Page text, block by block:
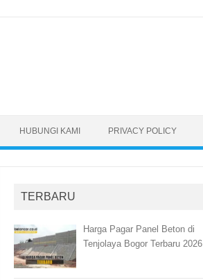
HUBUNGI KAMI PRIVACY POLICY
TERBARU
Harga Pagar Panel Beton di
Tenjolaya Bogor Terbaru 2026